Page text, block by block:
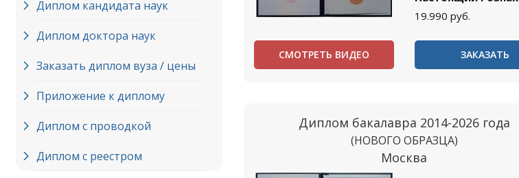
Диплом кандидата наук
Диплом доктора наук
Заказать диплом вуза / цены
Приложение к диплому
Диплом с проводкой
Диплом с реестром
19.990 руб.
СМОТРЕТЬ ВИДЕО ЗАКАЗАТЬ
Диплом бакалавра 2014-2026 года
(НОВОГО ОБРАЗЦА)
Москва